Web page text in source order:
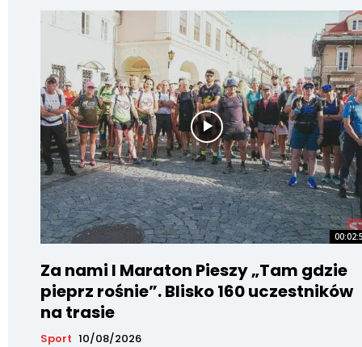
Za nami I Maraton Pieszy „Tam gdzie
pieprz rośnie”. Blisko 160 uczestników
na trasie
Sport 10/08/2026